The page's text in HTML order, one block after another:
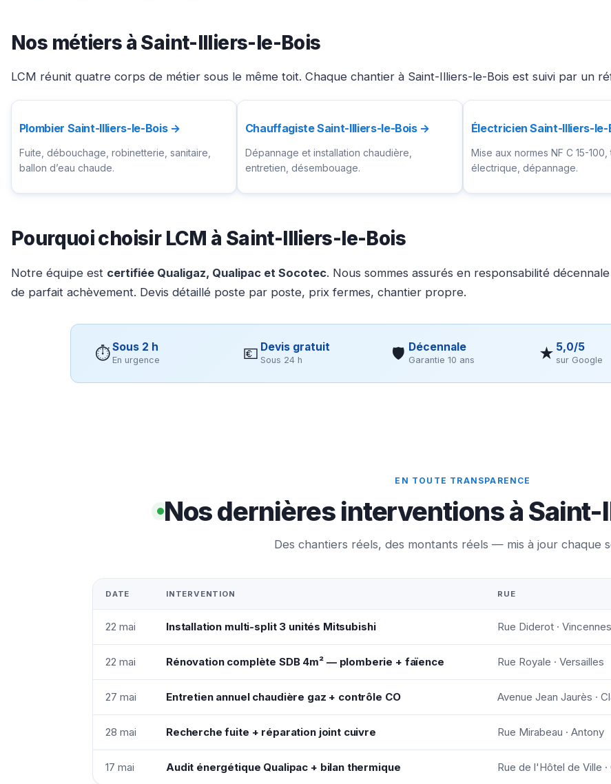
Nos métiers à Saint-Illiers-le-Bois
LCM réunit quatre corps de métier sous le même toit. Chaque chantier à Saint-Illiers-le-Bois est suivi par un
Plombier Saint-Illiers-le-Bois →
Fuite, débouchage, robinetterie, sanitaire,
ballon d’eau chaude.
Chauffagiste Saint-Illiers-le-Bois →
Dépannage et installation chaudière,
entretien, désembouage.
Électricien Saint-Illiers-
Mise aux normes NF C 15-
électrique, dépannage.
Pourquoi choisir LCM à Saint-Illiers-le-Bois
Notre équipe est certifiée Qualigaz, Qualipac et Socotec. Nous sommes assurés en responsabilité
de parfait achèvement. Devis détaillé poste par poste, prix fermes, chantier propre.
⏱Sous 2 h
En urgence 💶 Devis gratuit
Sous 24 h 🛡 Décennale
Garantie 10 ans ★ 5,0/5
sur Google
EN TOUTE TRANSPARENCE
Nos dernières interventions à
Des chantiers réels, des montants réels — mis à jour chaque
DATE INTERVENTION RUE
22 mai Installation multi-split 3 unités Mitsubishi Rue Diderot · Vincennes
22 mai Rénovation complète SDB 4m² — plomberie + faïence Rue Royale · Versailles
27 mai Entretien annuel chaudière gaz + contrôle CO Avenue Jean Jaurès ·
28 mai Recherche fuite + réparation joint cuivre Rue Mirabeau · Antony
17 mai Audit énergétique Qualipac + bilan thermique Rue de l'Hôtel de Ville